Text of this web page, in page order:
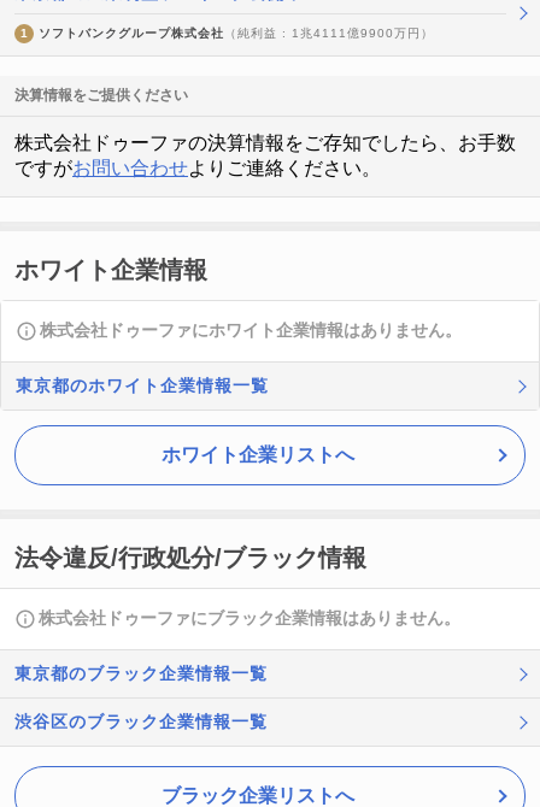
1 ソフトバンクグループ株式会社 （純利益 : 1兆4111億9900万円）
決算情報をご提供ください
株式会社ドゥーファの決算情報をご存知でしたら、お手数
ですがお問い合わせよりご連絡ください。
ホワイト企業情報
株式会社ドゥーファにホワイト企業情報はありません。
東京都のホワイト企業情報一覧
ホワイト企業リストへ
法令違反/行政処分/ブラック情報
株式会社ドゥーファにブラック企業情報はありません。
東京都のブラック企業情報一覧
渋谷区のブラック企業情報一覧
ブラック企業リストへ